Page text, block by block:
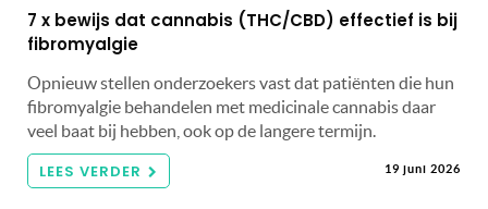
7 x bewijs dat cannabis (THC/CBD) effectief is bij
fibromyalgie
Opnieuw stellen onderzoekers vast dat patiënten die hun
fibromyalgie behandelen met medicinale cannabis daar
veel baat bij hebben, ook op de langere termijn.
LEES VERDER 19 juni 2026